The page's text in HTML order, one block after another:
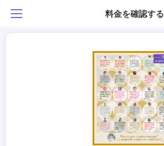
料金を確認する